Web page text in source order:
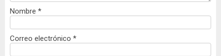
Nombre *
Correo electrónico *